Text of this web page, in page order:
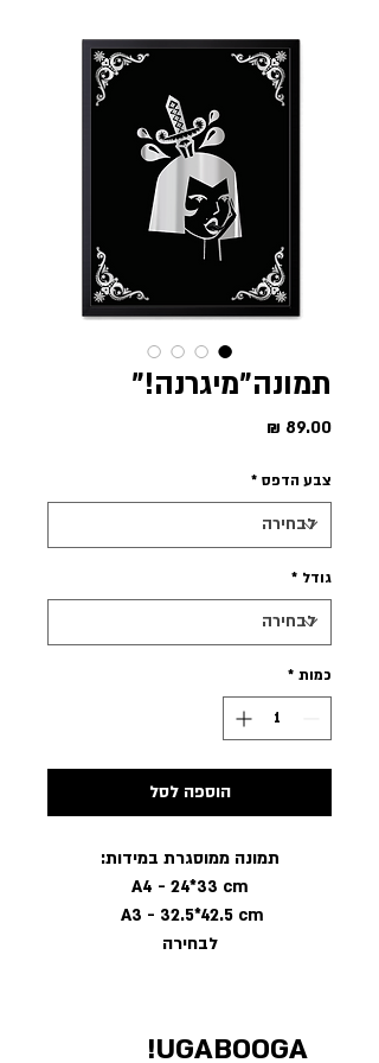
תמונה"מיגרנה!"
צבע הדפס *
גודל *
כמות *
הוספה לסל
תמונה ממוסגרת במידות:
A4 - 24*33 cm
A3 - 32.5*42.5 cm
לבחירה
UGABOOGA!